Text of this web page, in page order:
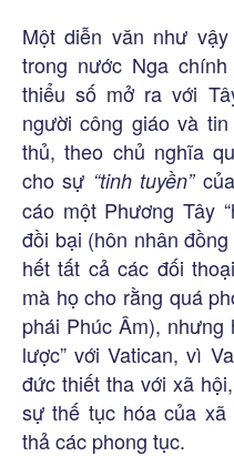
Một diễn văn như
trong nước Nga
thiểu số mở ra với
người công giáo và
thủ, theo chủ nghĩa
cho sự “tinh tuyền”
cáo một Phương Tây
đồi bại (hôn nhân
hết tất cả các đối
mà họ cho rằng quá
phái Phúc Âm), nhưng
lược” với Vatican, vì
đức thiết tha với xã
sự thế tục hóa của
thả các phong tục.